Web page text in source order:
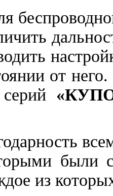
от него.
были
из